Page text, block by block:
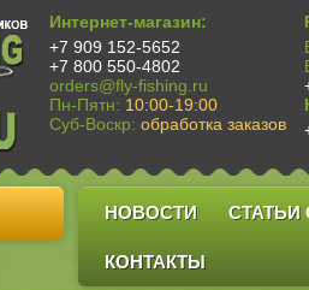
Интернет-магазин:
+7 909 152-5652
+7 800 550-4802
orders@fly-fishing.ru
Пн-Пятн: 10:00-19:00
Суб-Воскр: обработка заказов
НОВОСТИ СТАТЬИ
КОНТАКТЫ